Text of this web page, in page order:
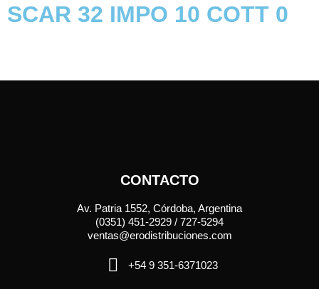
SCAR 32 IMPO 10 COTT 0
CONTACTO
Av. Patria 1552, Córdoba, Argentina
(0351) 451-2929 / 727-5294
ventas@erodistribuciones.com
+54 9 351-6371023